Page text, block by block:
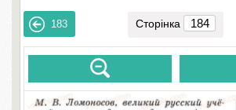
183 Сторінка